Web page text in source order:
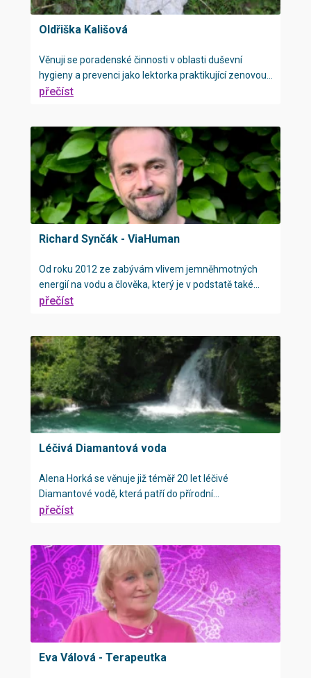
Oldřiška Kališová
Věnuji se poradenské činnosti v oblasti duševní
hygieny a prevenci jako lektorka praktikující zenovou...
přečíst
Richard Synčák - ViaHuman
Od roku 2012 ze zabývám vlivem jemněhmotných
energií na vodu a člověka, který je v podstatě také...
přečíst
Léčivá Diamantová voda
Alena Horká se věnuje již téměř 20 let léčivé
Diamantové vodě, která patří do přírodní...
přečíst
Eva Válová - Terapeutka